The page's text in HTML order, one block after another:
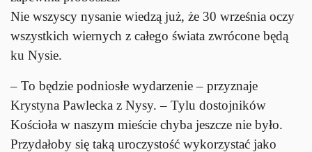
Nie wszyscy nysanie wiedzą już, że 30 września oczy
wszystkich wiernych z całego świata zwrócone będą
ku Nysie.
– To będzie podniosłe wydarzenie – przyznaje
Krystyna Pawlecka z Nysy. – Tylu dostojników
Kościoła w naszym mieście chyba jeszcze nie było.
Przydałoby się taką uroczystość wykorzystać jako